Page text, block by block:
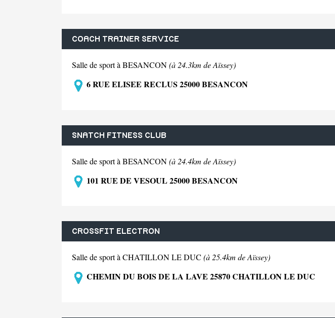
COACH TRAINER SERVICE
Salle de sport à BESANCON(à 24.3km de Aïssey)
6 RUE ELISEE RECLUS 25000 BESANCON
SNATCH FITNESS CLUB
Salle de sport à BESANCON(à 24.4km de Aïssey)
101 RUE DE VESOUL 25000 BESANCON
CROSSFIT ELECTRON
Salle de sport à CHATILLON LE DUC (à 25.4km de Aïssey)
CHEMIN DU BOIS DE LA LAVE 25870 CHATILLON LE DUC